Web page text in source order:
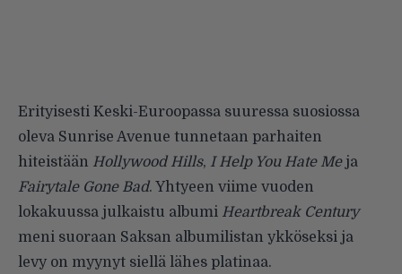
Erityisesti Keski-Euroopassa suuressa suosiossa
oleva Sunrise Avenue tunnetaan parhaiten
hiteistään Hollywood Hills, I Help You Hate Meja
Fairytale Gone Bad. Yhtyeen viime vuoden
lokakuussa julkaistu albumi Heartbreak Century
meni suoraan Saksan albumilistan ykköseksi ja
levy on myynyt siellä lähes platinaa.